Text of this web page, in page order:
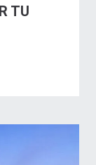
TU